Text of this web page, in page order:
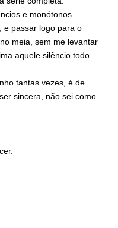
e monótonos.
e passar logo para o
meia, sem me levantar
aquele silêncio todo.
tantas vezes, é de
sincera, não sei como